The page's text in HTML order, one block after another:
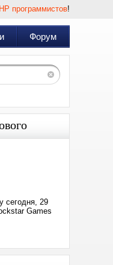
программистов!
Форум
сегодня, 29
Games